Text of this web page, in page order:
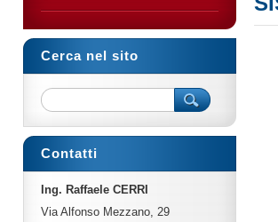
Cerca nel sito
Contatti
Ing. Raffaele CERRI
Via Alfonso Mezzano, 29